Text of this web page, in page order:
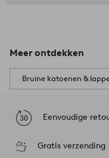
Meer ontdekken
Bruine katoenen &
Eenvoudige
Gratis verzending